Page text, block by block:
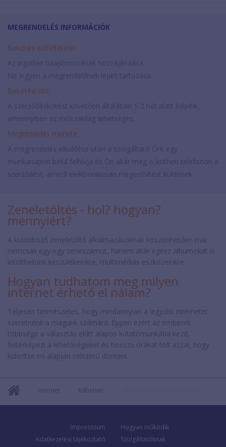
MEGRENDELÉS INFORMÁCIÓK
Bekötés előfeltételei:
Bekötési idő:
Megrendelés menete:
Zeneletöltés - hol? hogyan?
mennyiért?
A különböző zeneletöltő alkalmazásoknak köszönhetően már
nemcsak egy-egy zeneszámot, hanem akár egész albumokat is
letölthetünk készülékeinkre, multimédiás eszközeinkre.
Hogyan tudhatom meg milyen
internet érhető el nálam?
Teljesen természetes, hogy mindannyian a legjobb internetet
szeretnénk a magunk számára. Éppen ezért az emberek
többsége a választás előtt alapos kutatómunkába kezd,
feltérképezi a lehetőségeket és hosszú órákat tölt azzal, hogy
kiderítse mi alapján célszerű dönteni.
Internet Kábelnet
Impresszum
Adatkezelési tájékoztató
Hogyan működik
Szolgáltatóknak